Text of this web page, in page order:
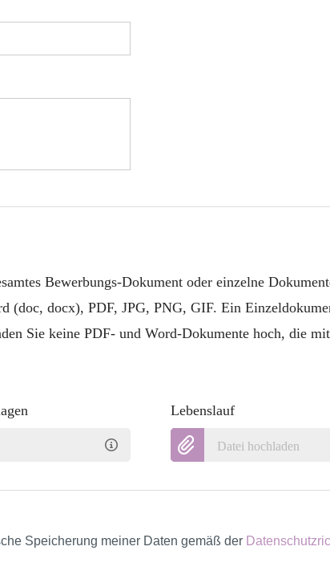
Bewerbungs-Dokument oder einzelne
(doc, docx), PDF, JPG, PNG, GIF. Ein
Sie keine PDF- und Word-Dokumente hoch, die
Lebenslauf
Datei hochladen
Speicherung meiner Daten gemäß der